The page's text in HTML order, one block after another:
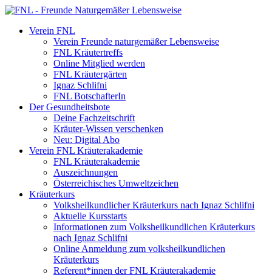
Verein FNL
Verein Freunde naturgemäßer Lebensweise
FNL Kräutertreffs
Online Mitglied werden
FNL Kräutergärten
Ignaz Schlifni
FNL BotschafterIn
Der Gesundheitsbote
Deine Fachzeitschrift
Kräuter-Wissen verschenken
Neu: Digital Abo
Verein FNL Kräuterakademie
FNL Kräuterakademie
Auszeichnungen
Österreichisches Umweltzeichen
Kräuterkurs
Volksheilkundlicher Kräuterkurs nach Ignaz Schlifni
Aktuelle Kursstarts
Informationen zum Volksheilkundlichen Kräuterkurs
nach Ignaz Schlifni
Online Anmeldung zum volksheilkundlichen
Kräuterkurs
Referent*innen der FNL Kräuterakademie